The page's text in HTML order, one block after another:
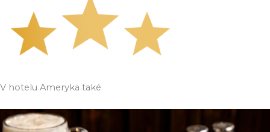
V hotelu Ameryka také